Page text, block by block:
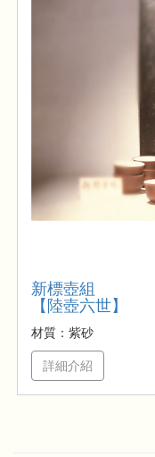
新標壺組
【陸壺六世】
材質：紫砂
詳細介紹